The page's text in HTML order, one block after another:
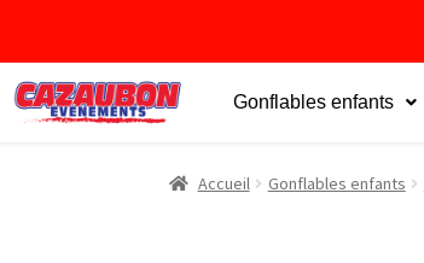
Gonflables enfants
Accueil Gonflables enfants